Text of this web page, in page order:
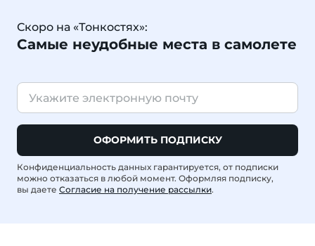
Скоро на «Тонкостях»:
Самые неудобные места в самолете
ОФОРМИТЬ ПОДПИСКУ
Конфиденциальность данных гарантируется, от подписки
можно отказаться в любой момент. Оформляя подписку,
вы даете Согласие на получение рассылки.